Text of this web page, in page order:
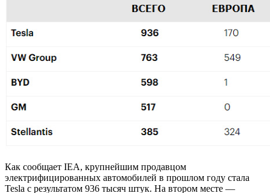
Как сообщает IEA, крупнейшим продавцом
электрифицированных автомобилей в прошлом году стала
Tesla с результатом 936 тысяч штук. На втором месте —